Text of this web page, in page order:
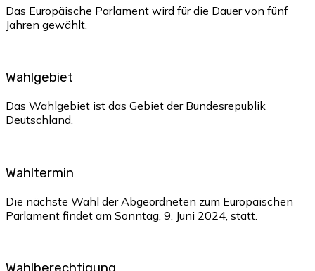
Das Europäische Parlament wird für die Dauer von fünf
Jahren gewählt.
Wahlgebiet
Das Wahlgebiet ist das Gebiet der Bundesrepublik
Deutschland.
Wahltermin
Die nächste Wahl der Abgeordneten zum Europäischen
Parlament findet am Sonntag, 9. Juni 2024, statt.